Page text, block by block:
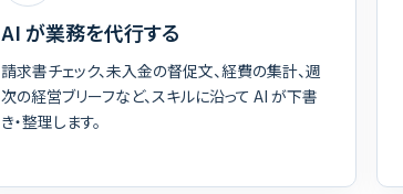
AI が業務を代行する
請求書チェック、未入金の督促文、経費の集計、週
次の経営ブリーフなど、スキルに沿って AI が下書
き・整理します。